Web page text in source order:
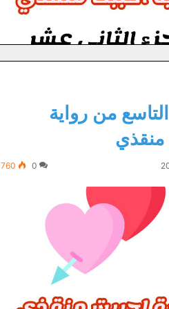
من رواية
منقذي
0
760